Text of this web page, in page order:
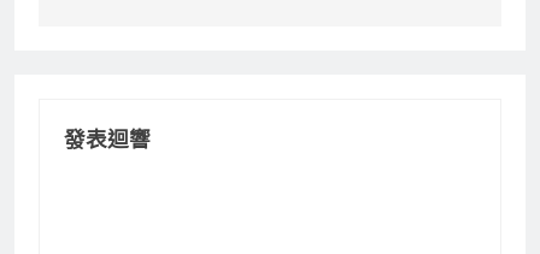
發表迴響